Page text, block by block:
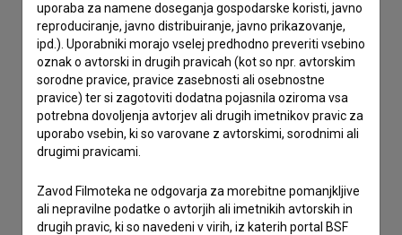
imam vprašanje
prijavljam napako
želim dodati podatke
drugo
uporaba za namene doseganja gospodarske koristi, javno
reproduciranje, javno distribuiranje, javno prikazovanje,
ipd.). Uporabniki morajo vselej predhodno preveriti vsebino
oznak o avtorski in drugih pravicah (kot so npr. avtorskim
sorodne pravice, pravice zasebnosti ali osebnostne
pravice) ter si zagotoviti dodatna pojasnila oziroma vsa
potrebna dovoljenja avtorjev ali drugih imetnikov pravic za
uporabo vsebin, ki so varovane z avtorskimi, sorodnimi ali
drugimi pravicami.
Zavod Filmoteka ne odgovarja za morebitne pomanjkljive
ali nepravilne podatke o avtorjih ali imetnikih avtorskih in
drugih pravic, ki so navedeni v virih, iz katerih portal BSF